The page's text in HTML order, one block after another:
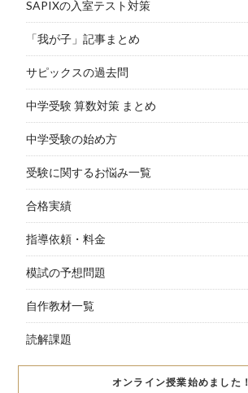
SAPIXの入室テスト対策
「我が子」記事まとめ
サピックスの過去問
中学受験 算数対策 まとめ
中学受験の始め方
受験に関するお悩み一覧
合格実績
指導依頼・料金
模試の予想問題
自作教材一覧
読解課題
オンライン授業始めました！